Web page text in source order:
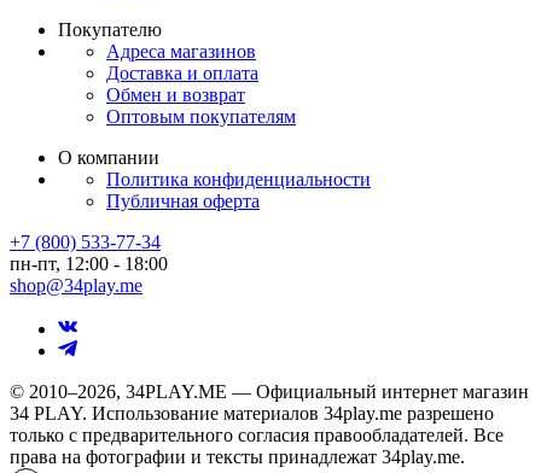
Покупателю
Адреса магазинов
Доставка и оплата
Обмен и возврат
Оптовым покупателям
О компании
Политика конфиденциальности
Публичная оферта
+7 (800) 533-77-34
пн-пт, 12:00 - 18:00
shop@34play.me
© 2010–2026, 34PLAY.ME — Официальный интернет магазин
34 PLAY. Использование материалов 34play.me разрешено
только с предварительного согласия правообладателей. Все
права на фотографии и тексты принадлежат 34play.me.